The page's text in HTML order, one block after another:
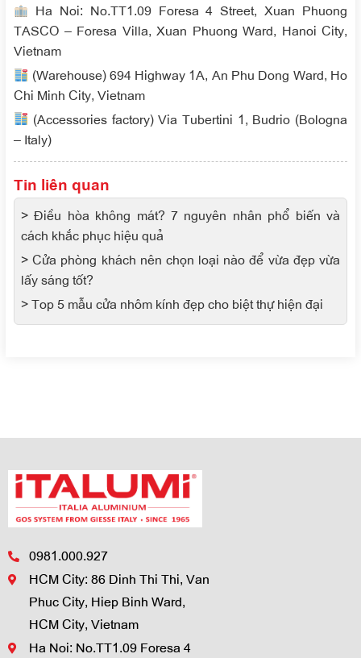
Ha Noi: No.TT1.09 Foresa 4 Street, Xuan Phuong
TASCO – Foresa Villa, Xuan Phuong Ward, Hanoi City,
Vietnam
(Warehouse) 694 Highway 1A, An Phu Dong Ward, Ho
Chi Minh City, Vietnam
(Accessories factory) Via Tubertini 1, Budrio (Bologna
– Italy)
Tin liên quan
> Điều hòa không mát? 7 nguyên nhân phổ biến và
cách khắc phục hiệu quả
> Cửa phòng khách nên chọn loại nào để vừa đẹp vừa
lấy sáng tốt?
> Top 5 mẫu cửa nhôm kính đẹp cho biệt thự hiện đại
0981.000.927
HCM City: 86 Dinh Thi Thi, Van
Phuc City, Hiep Binh Ward,
HCM City, Vietnam
Ha Noi: No.TT1.09 Foresa 4